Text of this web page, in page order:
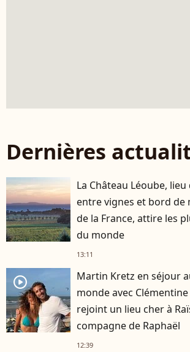
Dernières
La Château Léoube,
entre vignes et bord de
de la France, attire les
du monde
13:11
player2
Martin Kretz en séjour
monde avec
rejoint un lieu cher à
compagne de Raphaël
12:39